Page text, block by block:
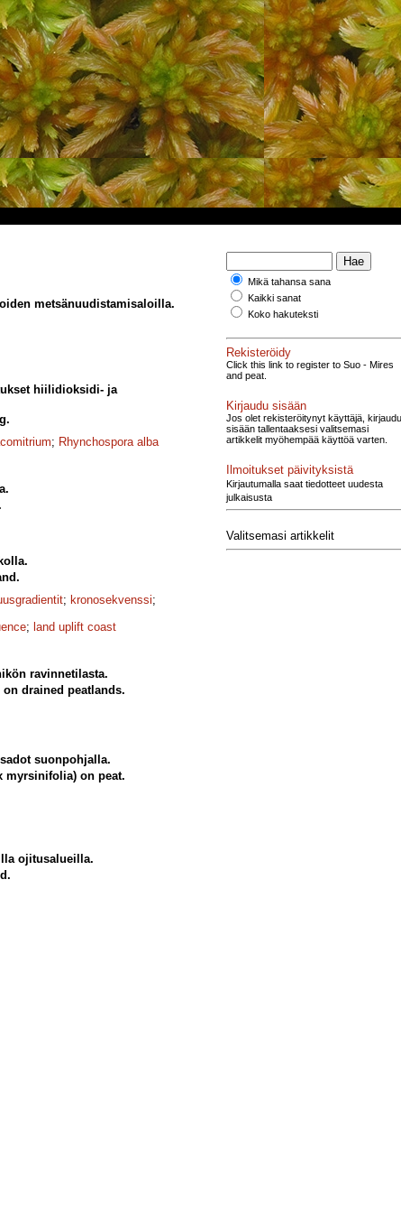
metsänuudistamisaloilla.
hiilidioksidi- ja
; Rhynchospora alba
; kronosekvenssi;
; land uplift coast
ravinnetilasta.
drained peatlands.
suonpohjalla.
myrsinifolia) on peat.
ojitusalueilla.
Mikä tahansa sana
Kaikki sanat
Koko hakuteksti
Rekisteröidy
Click this link to register to Suo - Mires
and peat.
Kirjaudu sisään
Jos olet rekisteröitynyt käyttäjä, kirjaudu
sisään tallentaaksesi valitsemasi
artikkelit myöhempää käyttöä varten.
Ilmoitukset päivityksistä
Kirjautumalla saat tiedotteet uudesta
julkaisusta
Valitsemasi artikkelit